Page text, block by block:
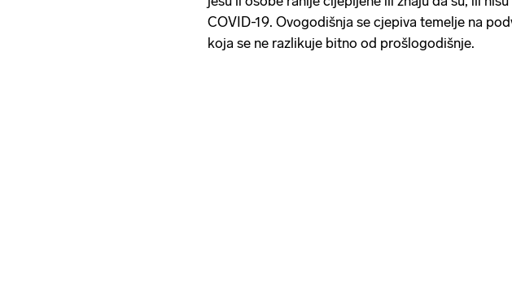
COVID-19. Ovogodišnja se cjepiva temelje na
koja se ne razlikuje bitno od prošlogodišnje.